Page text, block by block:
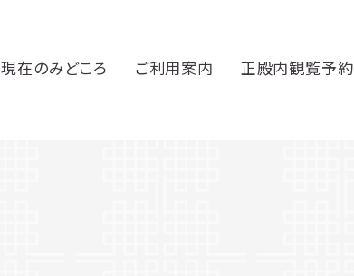
現在のみどころ ご利用案内 正殿内観覧予約